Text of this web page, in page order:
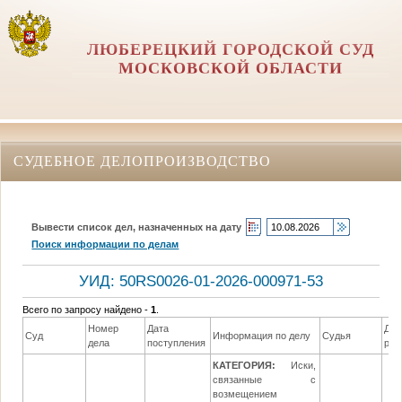
ЛЮБЕРЕЦКИЙ ГОРОДСКОЙ СУД
МОСКОВСКОЙ ОБЛАСТИ
СУДЕБНОЕ ДЕЛОПРОИЗВОДСТВО
Вывести список дел, назначенных на дату
Поиск информации по делам
УИД: 50RS0026-01-2026-000971-53
Всего по запросу найдено -1
Суд
Номер
дела
Дата
поступления
Информация по делу Судья
КАТЕГОРИЯ:
Иски,
связанные с
возмещением